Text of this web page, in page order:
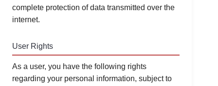
complete protection of data transmitted over the
internet.
User Rights
As a user, you have the following rights
regarding your personal information, subject to